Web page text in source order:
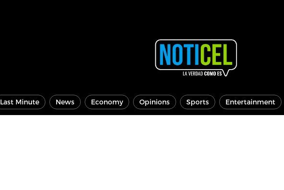
Last Minute News Economy Opinions Sports Entertainment